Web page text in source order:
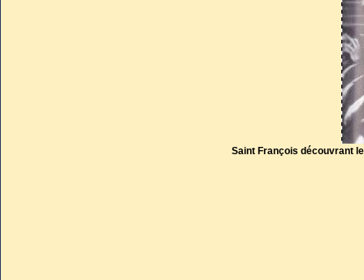
Saint François découvrant